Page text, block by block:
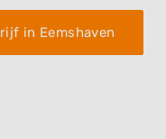
in Eemshaven